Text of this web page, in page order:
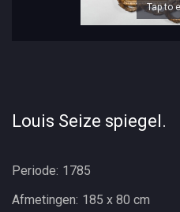
Tap to
Louis Seize spiegel.
Periode: 1785
Afmetingen: 185 x 80 cm